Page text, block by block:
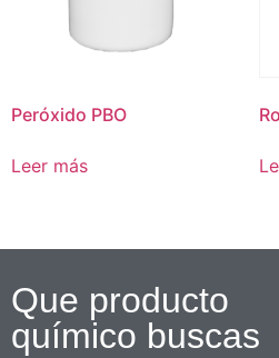
Peróxido PBO
Leer más
Que producto
químico buscas